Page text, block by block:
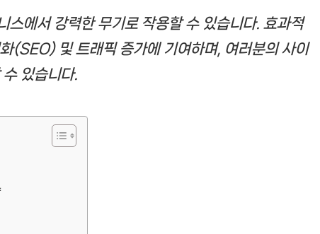
스에서 강력한 무기로 작용할 수 있습니다. 효과적
(SEO) 및 트래픽 증가에 기여하며, 여러분의 사이
있습니다.